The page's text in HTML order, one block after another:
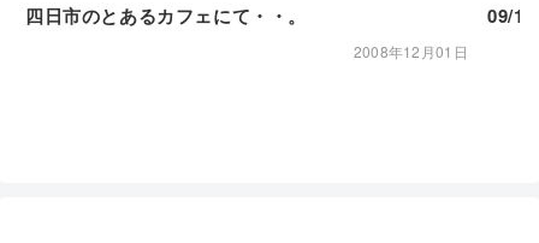
四日市のとあるカフェにて・・。
2008年12月01日